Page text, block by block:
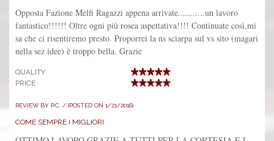
Opposta Fazione Melfi Ragazzi appena arrivate...........un lavoro
fantastico!!!!!! Oltre ogni più rosea aspettativa!!!! Continuate così,mi
sa che ci risentiremo presto. Proporrei la ns sciarpa sul vs sito (magari
nella sez idee) è troppo bella. Grazie
QUALITY
PRICE
REVIEW BY P.C. / (POSTED ON 1/21/2016)
COME SEMPRE I MIGLIORI